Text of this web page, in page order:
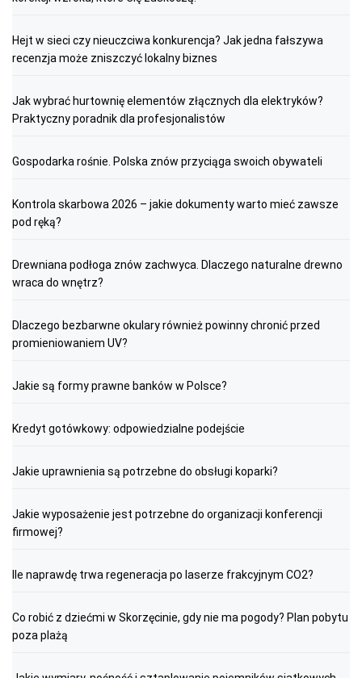
Hejt w sieci czy nieuczciwa konkurencja? Jak jedna fałszywa
recenzja może zniszczyć lokalny biznes
Jak wybrać hurtownię elementów złącznych dla elektryków?
Praktyczny poradnik dla profesjonalistów
Gospodarka rośnie. Polska znów przyciąga swoich obywateli
Kontrola skarbowa 2026 – jakie dokumenty warto mieć zawsze
pod ręką?
Drewniana podłoga znów zachwyca. Dlaczego naturalne drewno
wraca do wnętrz?
Dlaczego bezbarwne okulary również powinny chronić przed
promieniowaniem UV?
Jakie są formy prawne banków w Polsce?
Kredyt gotówkowy: odpowiedzialne podejście
Jakie uprawnienia są potrzebne do obsługi koparki?
Jakie wyposażenie jest potrzebne do organizacji konferencji
firmowej?
Ile naprawdę trwa regeneracja po laserze frakcyjnym CO2?
Co robić z dziećmi w Skorzęcinie, gdy nie ma pogody? Plan pobytu
poza plażą